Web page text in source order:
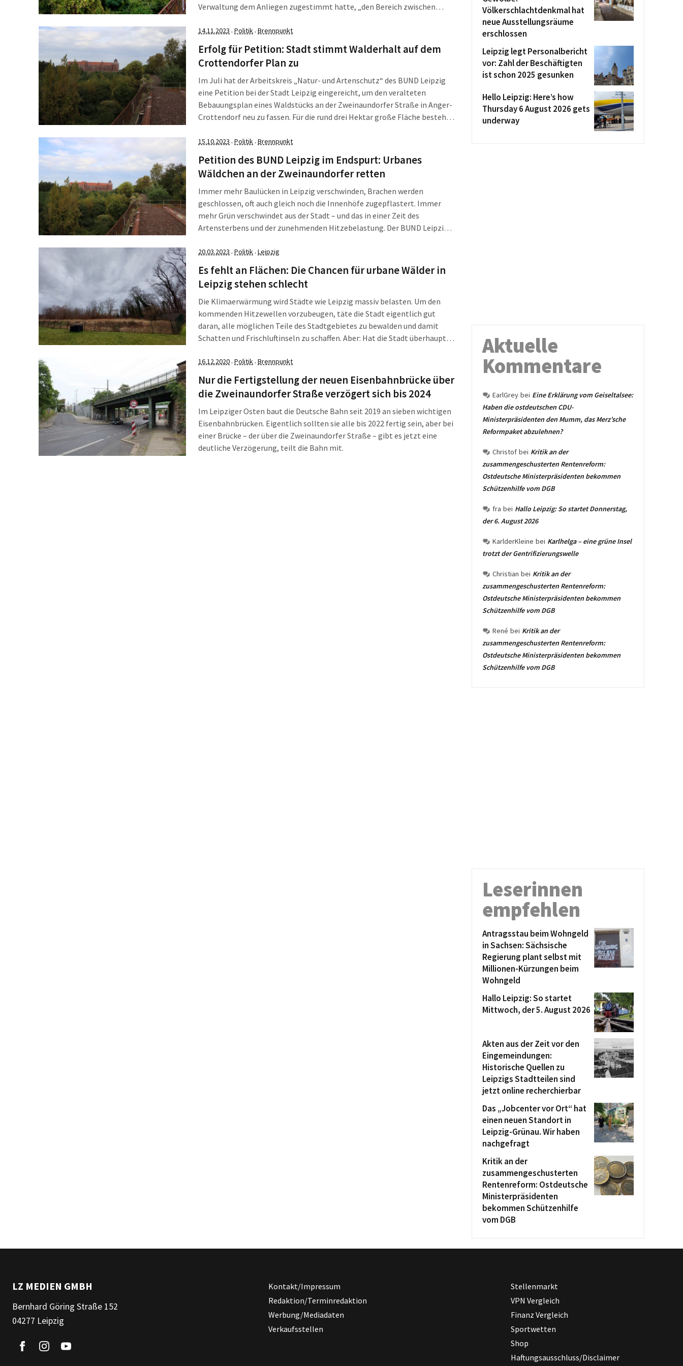
Verwaltung dem Anliegen zugestimmt hatte, „den Bereich zwischen
gegenwärtigen Planstraße A (Bühringstraße) – als Grün-, Erholungs- und
Aufenthaltsfläche […]
14.11.2023 · Politik· Brennpunkt
Erfolg für Petition: Stadt stimmt Walderhalt auf dem
Crottendorfer Plan zu
Im Juli hat der Arbeitskreis „Natur- und Artenschutz“ des BUND Leipzig
eine Petition bei der Stadt Leipzig eingereicht, um den veralteten
Bebauungsplan eines Waldstücks an der Zweinaundorfer Straße in Anger-
Crottendorf neu zu fassen. Für die rund drei Hektar große Fläche besteht
die Eigentümer sind berechtigt, den […]
15.10.2023 · Politik· Brennpunkt
Petition des BUND Leipzig im Endspurt: Urbanes
Wäldchen an der Zweinaundorfer retten
Immer mehr Baulücken in Leipzig verschwinden, Brachen werden
geschlossen, oft auch gleich noch die Innenhöfe zugepflastert. Immer
mehr Grün verschwindet aus der Stadt – und das in einer Zeit des
Artensterbens und der zunehmenden Hitzebelastung. Der BUND Leipzig
aufzuheben und ein wichtiges Waldstück in Anger-Crottendorf […]
20.03.2023 · Politik· Leipzig
Es fehlt an Flächen: Die Chancen für urbane Wälder in
Leipzig stehen schlecht
Die Klimaerwärmung wird Städte wie Leipzig massiv belasten. Um den
kommenden Hitzewellen vorzubeugen, täte die Stadt eigentlich gut
daran, alle möglichen Teile des Stadtgebietes zu bewalden und damit
Schatten und Frischluftinseln zu schaffen. Aber: Hat die Stadt überhaupt
Freiraumstrategie der Stadt steht für […]
16.12.2020· Politik· Brennpunkt
Nur die Fertigstellung der neuen Eisenbahnbrücke über
die Zweinaundorfer Straße verzögert sich bis 2024
Im Leipziger Osten baut die Deutsche Bahn seit 2019 an sieben wichtigen
Eisenbahnbrücken. Eigentlich sollten sie alle bis 2022 fertig sein, aber bei
einer Brücke – der über die Zweinaundorfer Straße – gibt es jetzt eine
deutliche Verzögerung, teilt die Bahn mit.
Völkerschlachtdenkmal hat
neue Ausstellungsräume
erschlossen
Leipzig legt Personalbericht
vor: Zahl der Beschäftigten
ist schon 2025 gesunken
Hello Leipzig: Here’s how
Thursday 6 August 2026 gets
underway
Aktuelle
Kommentare
EarlGrey bei Eine Erklärung vom Geiseltalsee:
Haben die ostdeutschen CDU-
Ministerpräsidenten den Mumm, das Merz’sche
Reformpaket abzulehnen?
Christof bei Kritik an der
zusammengeschusterten Rentenreform:
Ostdeutsche Ministerpräsidenten bekommen
Schützenhilfe vom DGB
fra bei Hallo Leipzig: So startet Donnerstag,
der 6. August 2026
KarlderKleine bei Karlhelga – eine grüne Insel
trotzt der Gentrifizierungswelle
Christian bei Kritik an der
zusammengeschusterten Rentenreform:
Ostdeutsche Ministerpräsidenten bekommen
Schützenhilfe vom DGB
René bei Kritik an der
zusammengeschusterten Rentenreform:
Ostdeutsche Ministerpräsidenten bekommen
Schützenhilfe vom DGB
Leserinnen
empfehlen
Antragsstau beim Wohngeld
in Sachsen: Sächsische
Regierung plant selbst mit
Millionen-Kürzungen beim
Wohngeld
Hallo Leipzig: So startet
Mittwoch, der 5. August 2026
Akten aus der Zeit vor den
Eingemeindungen:
Historische Quellen zu
Leipzigs Stadtteilen sind
jetzt online recherchierbar
Das „Jobcenter vor Ort“ hat
einen neuen Standort in
Leipzig-Grünau. Wir haben
nachgefragt
Kritik an der
zusammengeschusterten
Rentenreform: Ostdeutsche
Ministerpräsidenten
bekommen Schützenhilfe
vom DGB
LZ MEDIEN GMBH
Bernhard Göring Straße 152
04277 Leipzig
Kontakt/Impressum
Redaktion/Terminredaktion
Werbung/Mediadaten
Verkaufsstellen
Stellenmarkt
VPN Vergleich
Finanz Vergleich
Sportwetten
Shop
Haftungsausschluss/Disclaimer